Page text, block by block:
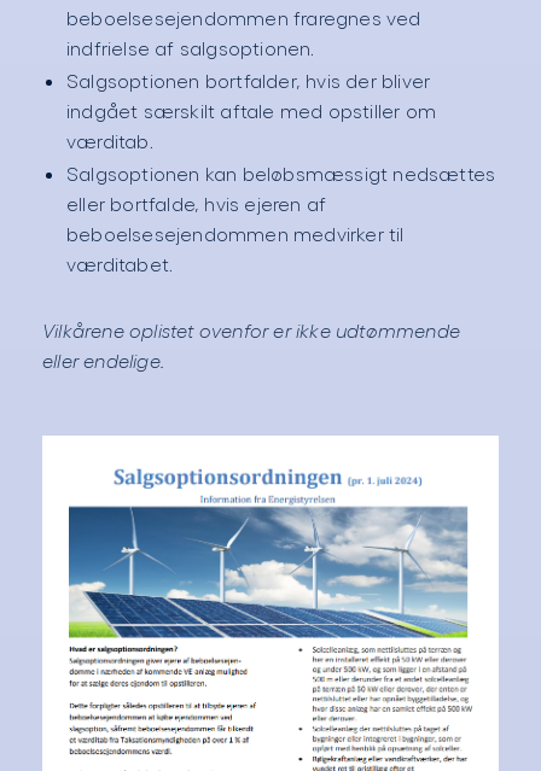
beboelsesejendommen fraregnes ved
indfrielse af salgsoptionen.
Salgsoptionen bortfalder, hvis der bliver
indgået særskilt aftale med opstiller om
værditab.
Salgsoptionen kan beløbsmæssigt nedsættes
eller bortfalde, hvis ejeren af
beboelsesejendommen medvirker til
værditabet.
Vilkårene oplistet ovenfor er ikke udtømmende
eller endelige.